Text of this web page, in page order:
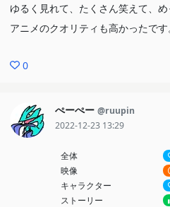
ゆるく見れて、たくさん笑えて、め
アニメのクオリティも高かったです
0
ぺーぺー @ruupin
2022-12-23 13:29
全体
映像
キャラクター
ストーリー